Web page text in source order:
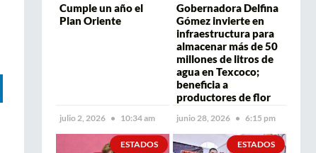
Cumple un año el
Plan Oriente
julio 2, 2026 10:34 am
Gobernadora Delfina
Gómez invierte en
infraestructura para
almacenar más de 50
millones de litros de
agua en Texcoco;
beneficia a
productores de flor
junio 28, 2026 6:15 pm
ESTADOS ESTADOS